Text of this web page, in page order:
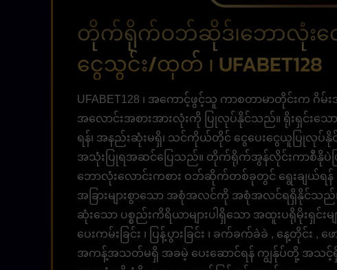
တိုက်ရိုက်ဝဘ်ဆိုဒ်၊ဘောလုံးလ
ငွေသွင်း/ထုတ် ၊ UFABET128
UFABET128 ၊ အကောင့်ဖွင့်သူ ကာစတာမာတိုင်းက ဂိမ်
အလောင်းအစားအားလုံးကို ပြုလုပ်နိုင်သည်။ ရိုးရှင်းသ
ရန်၊ အနည်းဆုံးမရှိ၊ သင်ကိုယ်တိုင် ငွေပေးငွေယူပြုလု
အသုံးပြုရအဆင်ပြေသည်။ တိုက်ရိုက်အွန်လိုင်းကာစီနိုပဲဖြစ်ဖ
ဘောလုံးလောင်းကစား ဝဘ်ဆိုက်တစ်ခုတွင် ရွေးချယ်ရန်
အခြားများစွာသော အစုံအလင်ကို အစုံအလင်ရရှိနိုင်သည်၊
ဆုံးသော ပစ္စည်းကိရိယာများပါရှိသော အထူးပရိုမိုးရှင်
ပေးကမ်းခြင်း ၊ ပြန့်ပွားခြင်း ၊ ခက်ခက်ခဲခဲ , နေ့တိုင်
အကန့်အသတ်မရှိ အခမဲ့ ပေးဆောင်ရန် ကျွန်ုပ်တို့ အသင့်